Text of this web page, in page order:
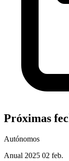
Próximas
Autónomos
Anual 2025 02 feb.